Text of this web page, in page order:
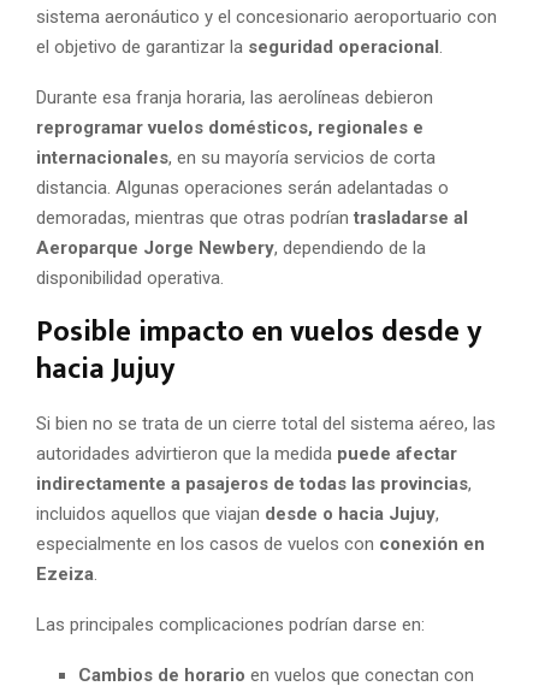
sistema aeronáutico y el concesionario aeroportuario con
el objetivo de garantizar la seguridad operacional .
Durante esa franja horaria, las aerolíneas debieron
reprogramar vuelos domésticos, regionales e
internacionales, en su mayoría servicios de corta
distancia. Algunas operaciones serán adelantadas o
demoradas, mientras que otras podrían trasladarse al
Aeroparque Jorge Newbery, dependiendo de la
disponibilidad operativa.
Posible impacto en vuelos desde y
hacia Jujuy
Si bien no se trata de un cierre total del sistema aéreo, las
autoridades advirtieron que la medida puede afectar
indirectamente a pasajeros de todas las provincias,
incluidos aquellos que viajan desde o hacia Jujuy,
especialmente en los casos de vuelos con conexión en
Ezeiza.
Las principales complicaciones podrían darse en:
Cambios de horario en vuelos que conectan con